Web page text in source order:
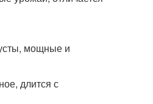
мощные и
длится с